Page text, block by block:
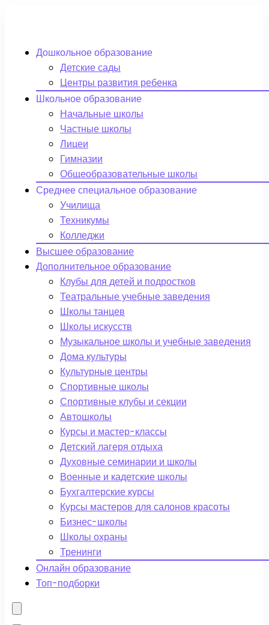
Дошкольное образование
Детские сады
Центры развития ребенка
Школьное образование
Начальные школы
Частные школы
Лицеи
Гимназии
Общеобразовательные школы
Среднее специальное образование
Училища
Техникумы
Колледжи
Высшее образование
Дополнительное образование
Клубы для детей и подростков
Театральные учебные заведения
Школы танцев
Школы искусств
Музыкальное школы и учебные заведения
Дома культуры
Культурные центры
Спортивные школы
Спортивные клубы и секции
Автошколы
Курсы и мастер-классы
Детский лагеря отдыха
Духовные семинарии и школы
Военные и кадетские школы
Бухгалтерские курсы
Курсы мастеров для салонов красоты
Бизнес-школы
Школы охраны
Тренинги
Онлайн образование
Топ-подборки